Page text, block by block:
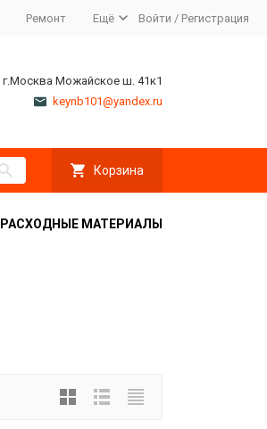
Ремонт Ещё Войти / Регистрация
г.Москва Можайское ш. 41к1
keynb101@yandex.ru
Корзина
РАСХОДНЫЕ МАТЕРИАЛЫ